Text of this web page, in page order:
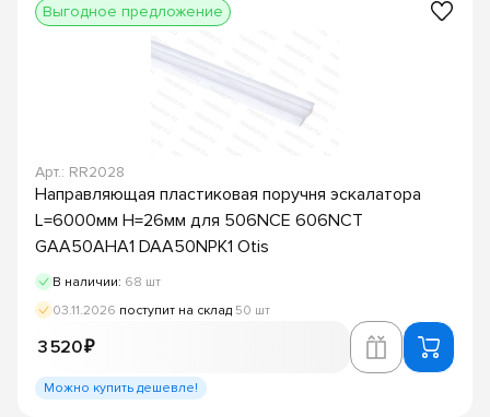
Выгодное предложение
Арт.: RR2028
Направляющая пластиковая поручня эскалатора
L=6000мм H=26мм для 506NCE 606NCT
GAA50AHA1 DAA50NPK1 Otis
В наличии: 68 шт
03.11.2026 поступит на склад 50 шт
3 520 ₽
Можно купить дешевле!